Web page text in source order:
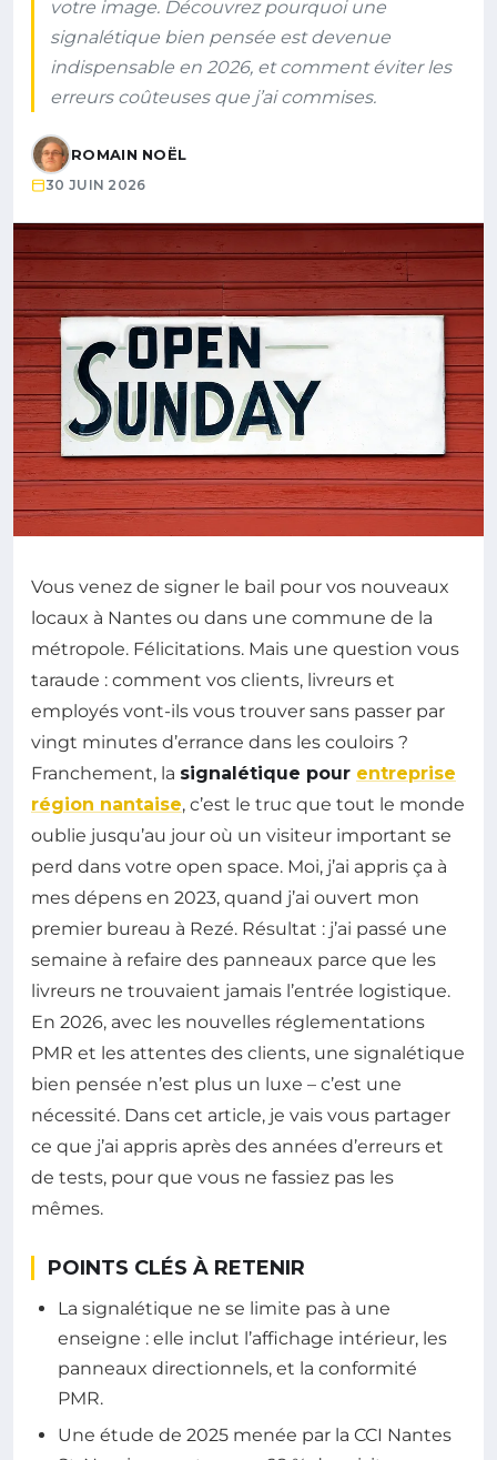
votre image. Découvrez pourquoi une
signalétique bien pensée est devenue
indispensable en 2026, et comment éviter les
erreurs coûteuses que j’ai commises.
ROMAIN NOËL
30 JUIN 2026
Vous venez de signer le bail pour vos nouveaux
locaux à Nantes ou dans une commune de la
métropole. Félicitations. Mais une question vous
taraude : comment vos clients, livreurs et
employés vont-ils vous trouver sans passer par
vingt minutes d’errance dans les couloirs ?
Franchement, la signalétique pour entreprise
région nantaise, c’est le truc que tout le monde
oublie jusqu’au jour où un visiteur important se
perd dans votre open space. Moi, j’ai appris ça à
mes dépens en 2023, quand j’ai ouvert mon
premier bureau à Rezé. Résultat : j’ai passé une
semaine à refaire des panneaux parce que les
livreurs ne trouvaient jamais l’entrée logistique.
En 2026, avec les nouvelles réglementations
PMR et les attentes des clients, une signalétique
bien pensée n’est plus un luxe – c’est une
nécessité. Dans cet article, je vais vous partager
ce que j’ai appris après des années d’erreurs et
de tests, pour que vous ne fassiez pas les
mêmes.
POINTS CLÉS À RETENIR
La signalétique ne se limite pas à une
enseigne : elle inclut l’affichage intérieur, les
panneaux directionnels, et la conformité
PMR.
Une étude de 2025 menée par la CCI Nantes